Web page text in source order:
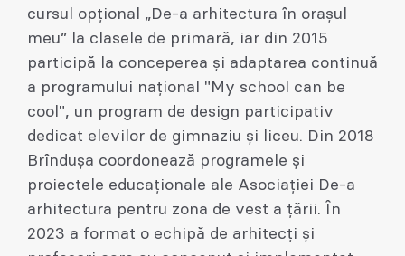
cursul opțional „De-a arhitectura în orașul
meu” la clasele de primară, iar din 2015
participă la conceperea și adaptarea continuă
a programului național "My school can be
cool", un program de design participativ
dedicat elevilor de gimnaziu și liceu. Din 2018
Brîndușa coordonează programele și
proiectele educaționale ale Asociației De-a
arhitectura pentru zona de vest a țării. În
2023 a format o echipă de arhitecți și